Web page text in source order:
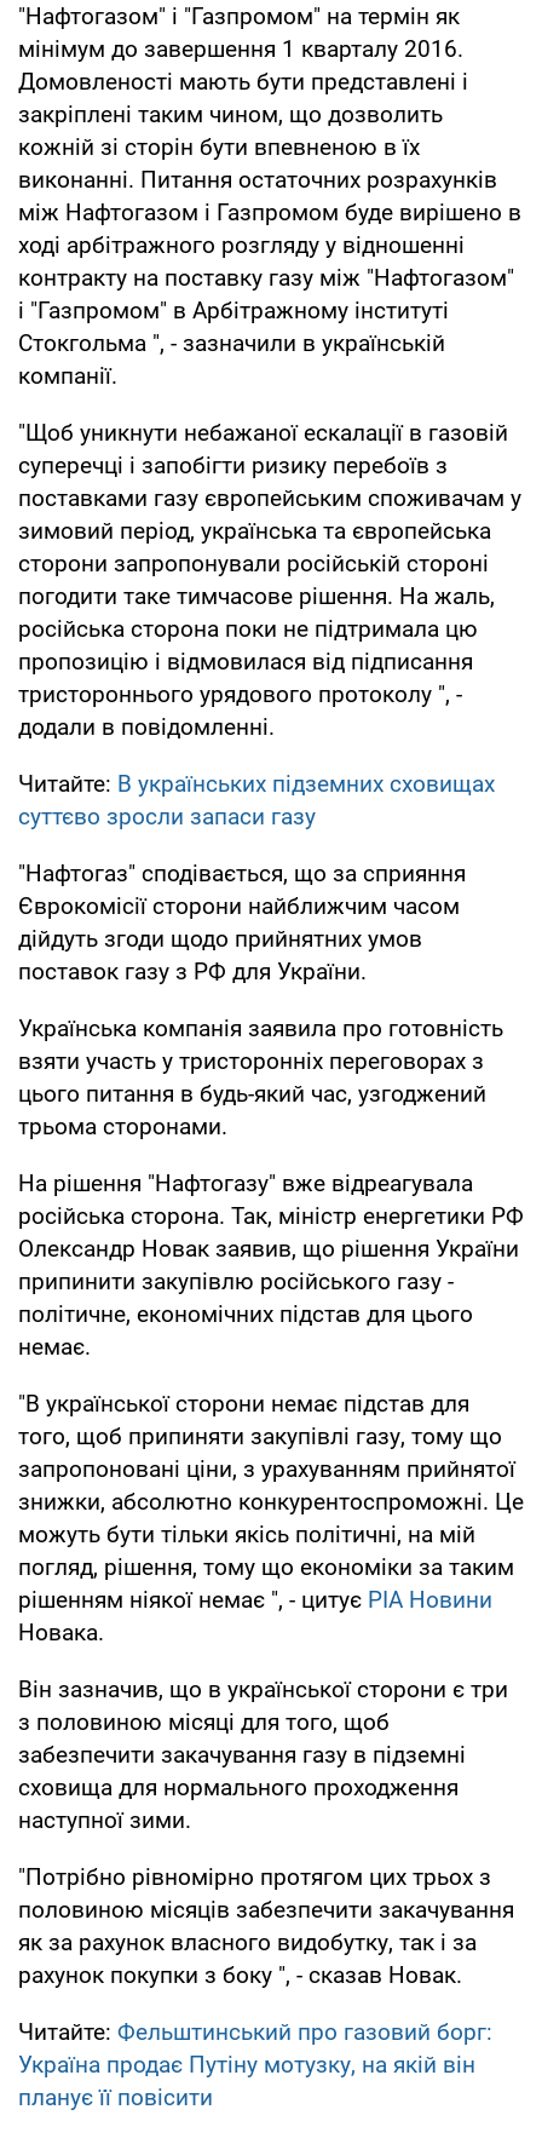
"Нафтогазом" і "Газпромом" на термін як
мінімум до завершення 1 кварталу 2016.
Домовленості мають бути представлені і
закріплені таким чином, що дозволить
кожній зі сторін бути впевненою в їх
виконанні. Питання остаточних розрахунків
між Нафтогазом і Газпромом буде вирішено в
ході арбітражного розгляду у відношенні
контракту на поставку газу між "Нафтогазом"
і "Газпромом" в Арбітражному інституті
Стокгольма ", - зазначили в українській
компанії.
"Щоб уникнути небажаної ескалації в газовій
суперечці і запобігти ризику перебоїв з
поставками газу європейським споживачам у
зимовий період, українська та європейська
сторони запропонували російській стороні
погодити таке тимчасове рішення. На жаль,
російська сторона поки не підтримала цю
пропозицію і відмовилася від підписання
тристороннього урядового протоколу ", -
додали в повідомленні.
Читайте: В українських підземних сховищах
суттєво зросли запаси газу
"Нафтогаз" сподівається, що за сприяння
Єврокомісії сторони найближчим часом
дійдуть згоди щодо прийнятних умов
поставок газу з РФ для України.
Українська компанія заявила про готовність
взяти участь у тристоронніх переговорах з
цього питання в будь-який час, узгоджений
трьома сторонами.
На рішення "Нафтогазу" вже відреагувала
російська сторона. Так, міністр енергетики РФ
Олександр Новак заявив, що рішення України
припинити закупівлю російського газу -
політичне, економічних підстав для цього
немає.
"В української сторони немає підстав для
того, щоб припиняти закупівлі газу, тому що
запропоновані ціни, з урахуванням прийнятої
знижки, абсолютно конкурентоспроможні. Це
можуть бути тільки якісь політичні, на мій
погляд, рішення, тому що економіки за таким
рішенням ніякої немає ", - цитує РІА Новини
Новака.
Він зазначив, що в української сторони є три
з половиною місяці для того, щоб
забезпечити закачування газу в підземні
сховища для нормального проходження
наступної зими.
"Потрібно рівномірно протягом цих трьох з
половиною місяців забезпечити закачування
як за рахунок власного видобутку, так і за
рахунок покупки з боку ", - сказав Новак.
Читайте: Фельштинський про газовий борг:
Україна продає Путіну мотузку, на якій він
планує її повісити